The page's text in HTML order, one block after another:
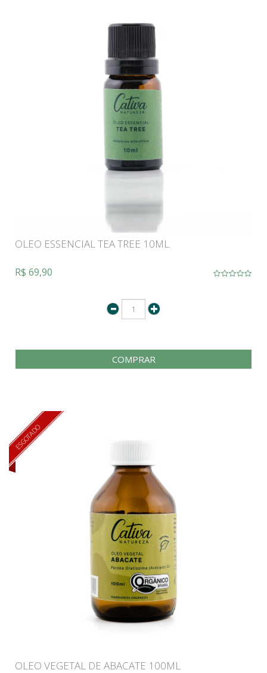
OLEO ESSENCIAL TEA TREE 10ML.
R$ 69,90
COMPRAR
ESGOTADO
OLEO VEGETAL DE ABACATE 100ML